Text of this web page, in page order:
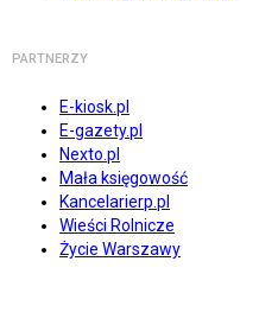
PARTNERZY
E-kiosk.pl
E-gazety.pl
Nexto.pl
Mała księgowość
Kancelarierp.pl
Wieści Rolnicze
Życie Warszawy